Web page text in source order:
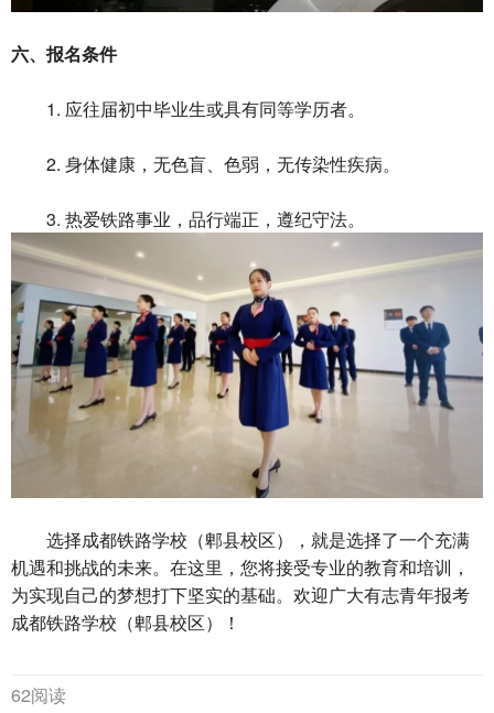
六、报名条件
1. 应往届初中毕业生或具有同等学历者。
2. 身体健康，无色盲、色弱，无传染性疾病。
3. 热爱铁路事业，品行端正，遵纪守法。
选择成都铁路学校（郫县校区），就是选择了一个充满
机遇和挑战的未来。在这里，您将接受专业的教育和培训，
为实现自己的梦想打下坚实的基础。欢迎广大有志青年报考
成都铁路学校（郫县校区）！
62阅读